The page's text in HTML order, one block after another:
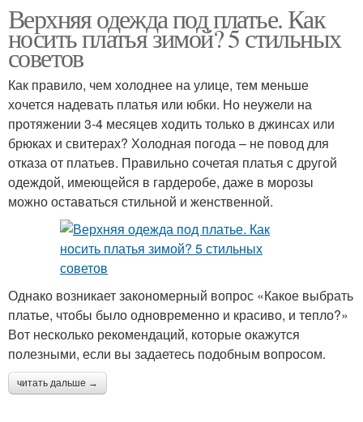
Верхняя одежда под платье. Как
носить платья зимой? 5 стильных
советов
Как правило, чем холоднее на улице, тем меньше
хочется надевать платья или юбки. Но неужели на
протяжении 3-4 месяцев ходить только в джинсах или
брюках и свитерах? Холодная погода – не повод для
отказа от платьев. Правильно сочетая платья с другой
одеждой, имеющейся в гардеробе, даже в морозы
можно оставаться стильной и женственной.
Однако возникает закономерный вопрос «Какое выбрать
платье, чтобы было одновременно и красиво, и тепло?»
Вот несколько рекомендаций, которые окажутся
полезными, если вы задаетесь подобным вопросом.
читать дальше →